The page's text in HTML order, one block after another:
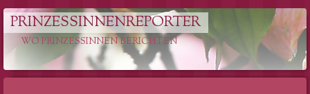
PRINZESSINNENREPORTER
WO PRINZESSINNEN BERICHTEN